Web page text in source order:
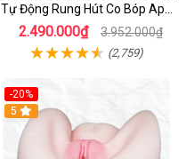
Tự Động Rung Hút Co Bóp App
Điều Khiển
2.490.000₫ 3.952.000₫
(2,759)
-20%
Hot
5